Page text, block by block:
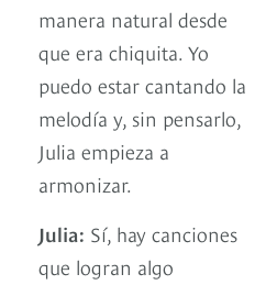
manera natural desde
que era chiquita. Yo
puedo estar cantando la
melodía y, sin pensarlo,
Julia empieza a
armonizar.
Julia: Sí, hay canciones
que logran algo